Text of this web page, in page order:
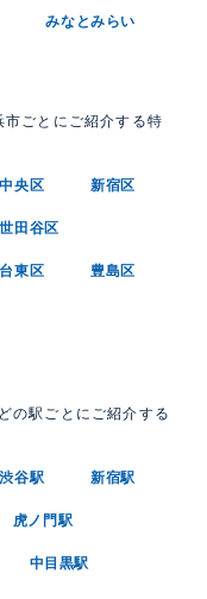
みなとみらい
ごとにご紹介する特
中央区 新宿区
世田谷区
台東区 豊島区
の駅ごとにご紹介する
渋谷駅 新宿駅
虎ノ門駅
中目黒駅